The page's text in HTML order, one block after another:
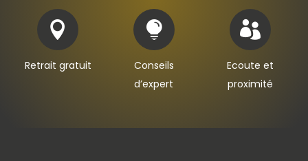

Retrait gratuit

Conseils
d’expert

Ecoute et
proximité